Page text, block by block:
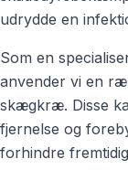
udrydde en
Som en
anvender vi en
skægkræ. Disse
fjernelse og
forhindre